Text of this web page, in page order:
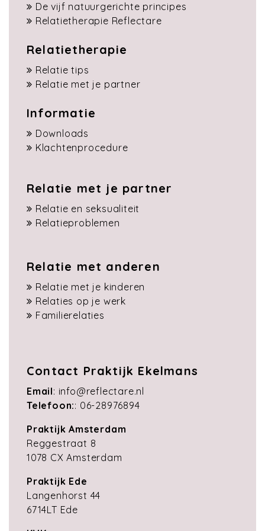
De vijf natuurgerichte principes
Relatietherapie Reflectare
Relatietherapie
Relatie tips
Relatie met je partner
Informatie
Downloads
Klachtenprocedure
Relatie met je partner
Relatie en seksualiteit
Relatieproblemen
Relatie met anderen
Relatie met je kinderen
Relaties op je werk
Familierelaties
Contact Praktijk Ekelmans
Email: info@reflectare.nl
Telefoon:: 06-28976894
Praktijk Amsterdam
Reggestraat 8
1078 CX Amsterdam
Praktijk Ede
Langenhorst 44
6714LT Ede